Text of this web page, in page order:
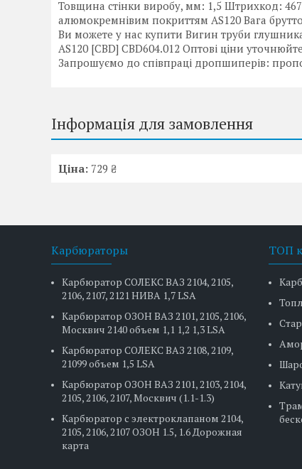
Товщина стінки виробу, мм: 1,5 Штрихкод:
алюмокремнівим покриттям AS120 Вага
Ви можете у нас купити Вигин труби
AS120 [CBD] CBD604.012 Оптові ціни
Запрошуємо до співпраці дропшиперів:
Інформація для замовлення
Ціна: 729 ₴
Карбюраторы
Карбюратор СОЛЕКС ВАЗ 2104, 2105,
2106, 2107, 2121 НИВА 1,7 LSA
Карбюратор ОЗОН ВАЗ 2101, 2105, 2106,
Москвич 2140 объем 1,1 1,2 1,3 LSA
Карбюратор СОЛЕКС ВАЗ 2108, 2109,
21099 объем 1,5 LSA
Карбюратор ОЗОН ВАЗ 2101, 2103, 2104,
2105, 2106, 2107, Москвич (1.1-1.3)
Карбюратор с электроклапаном 2104,
2105, 2106, 2107 ОЗОН 1.5, 1.6 Дорожная
карта
ТОП